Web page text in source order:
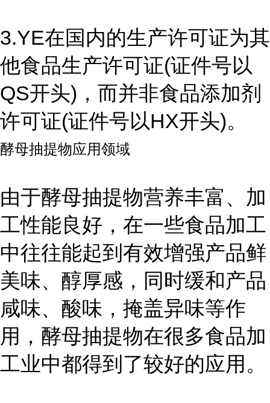
3.YE在国内的生产许可证为其
他食品生产许可证(证件号以
QS开头)，而并非食品添加剂
许可证(证件号以HX开头)。
酵母抽提物应用领域
由于酵母抽提物营养丰富、加
工性能良好，在一些食品加工
中往往能起到有效增强产品鲜
美味、醇厚感，同时缓和产品
咸味、酸味，掩盖异味等作
用，酵母抽提物在很多食品加
工业中都得到了较好的应用。